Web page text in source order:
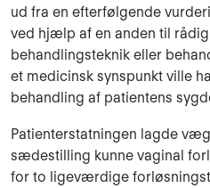
ud fra en efterfølgende
ved hjælp af en anden til
behandlingsteknik eller
et medi­cinsk synspunkt ville
behandling af patientens
Patienterstatningen lagde
sædestilling kunne vaginal
for to ligeværdige